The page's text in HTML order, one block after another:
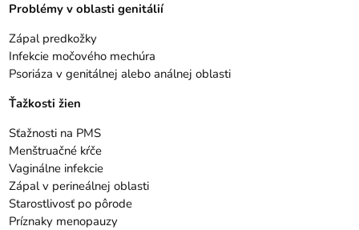
Problémy v oblasti genitálií
Zápal predkožky
Infekcie močového mechúra
Psoriáza v genitálnej alebo análnej oblasti
Ťažkosti žien
Sťažnosti na PMS
Menštruačné kŕče
Vaginálne infekcie
Zápal v perineálnej oblasti
Starostlivosť po pôrode
Príznaky menopauzy